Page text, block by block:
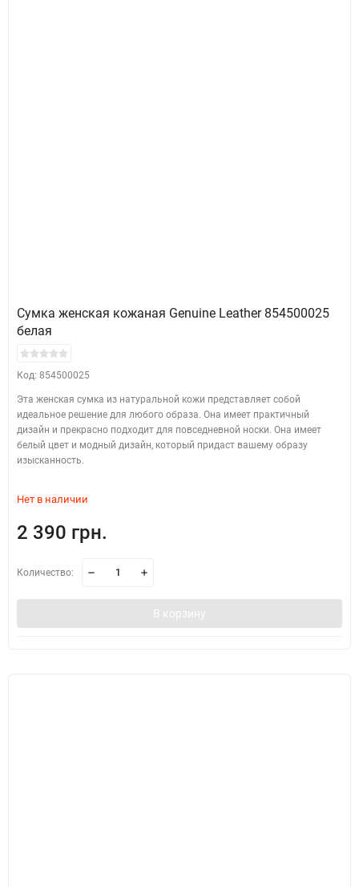
Сумка женская кожаная Genuine Leather 854500025
белая
Код: 854500025
Эта женская сумка из натуральной кожи представляет собой
идеальное решение для любого образа. Она имеет практичный
дизайн и прекрасно подходит для повседневной носки. Она имеет
белый цвет и модный дизайн, который придаст вашему образу
изысканность.
Нет в наличии
2 390 грн.
Количество:
В корзину